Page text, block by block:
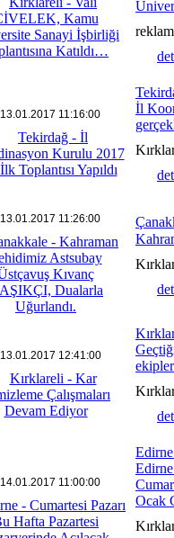
13.01.2017 11:16:00
İl
13.01.2017 11:26:00
13.01.2017 12:41:00
14.01.2017 11:00:00
Ocak